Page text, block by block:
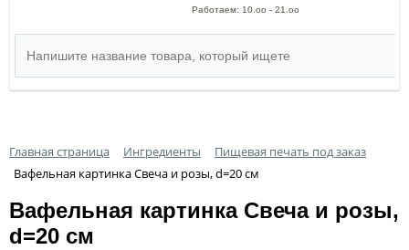
Работаем: 10.оо - 21.оо
Главная страница Ингредиенты
Пищевая печать под заказ
Вафельная картинка Свеча и розы, d=20 см
Вафельная картинка Свеча и розы,
d=20 см